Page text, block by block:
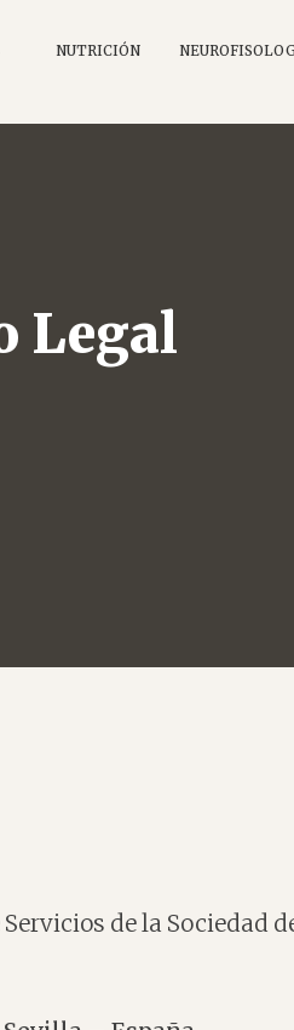
NUTRICIÓN
Legal
de la Sociedad